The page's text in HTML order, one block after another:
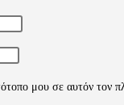
μου σε αυτόν τον